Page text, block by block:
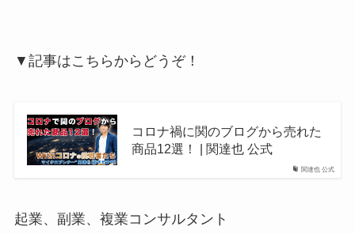
▼記事はこちらからどうぞ！
関達也 公式
コロナ禍に関のブログから売れた
商品12選！ | 関達也 公式
起業、副業、複業コンサルタント